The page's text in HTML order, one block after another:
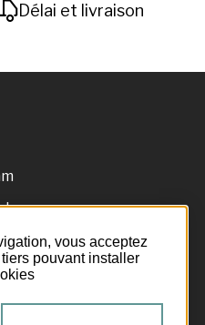
Délai et livraison
Instagram
Youtubevous acceptez
pouvant installer